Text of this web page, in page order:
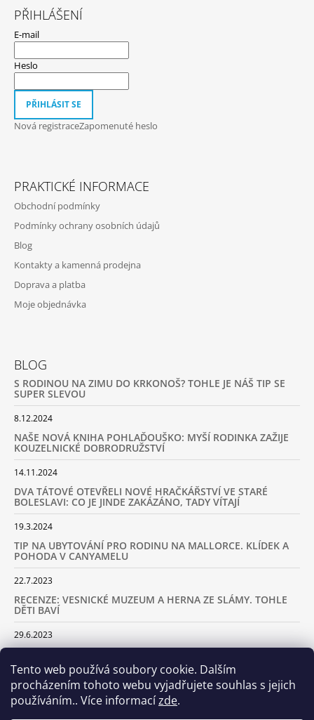
Tento web používá soubory cookie. Dalším
procházením tohoto webu vyjadřujete souhlas s jejich
používáním.. Více informacízde.
PŘIHLÁŠENÍ
E-mail
Heslo
PŘIHLÁSIT SE
Nová registraceZapomenuté heslo
PRAKTICKÉ INFORMACE
Obchodní podmínky
Podmínky ochrany osobních údajů
Blog
Kontakty a kamenná prodejna
Doprava a platba
Moje objednávka
BLOG
S RODINOU NA ZIMU DO KRKONOŠ? TOHLE JE NÁŠ TIP SE
SUPER SLEVOU
8.12.2024
NAŠE NOVÁ KNIHA POHLAĎOUŠKO: MYŠÍ RODINKA ZAŽIJE
KOUZELNICKÉ DOBRODRUŽSTVÍ
14.11.2024
DVA TÁTOVÉ OTEVŘELI NOVÉ HRAČKÁŘSTVÍ VE STARÉ
BOLESLAVI: CO JE JINDE ZAKÁZÁNO, TADY VÍTAJÍ
19.3.2024
TIP NA UBYTOVÁNÍ PRO RODINU NA MALLORCE. KLÍDEK A
POHODA V CANYAMELU
22.7.2023
RECENZE: VESNICKÉ MUZEUM A HERNA ZE SLÁMY. TOHLE
DĚTI BAVÍ
29.6.2023
KOLIK VÁS TO BUDE STÁT
18.2.2023
ARCHIV